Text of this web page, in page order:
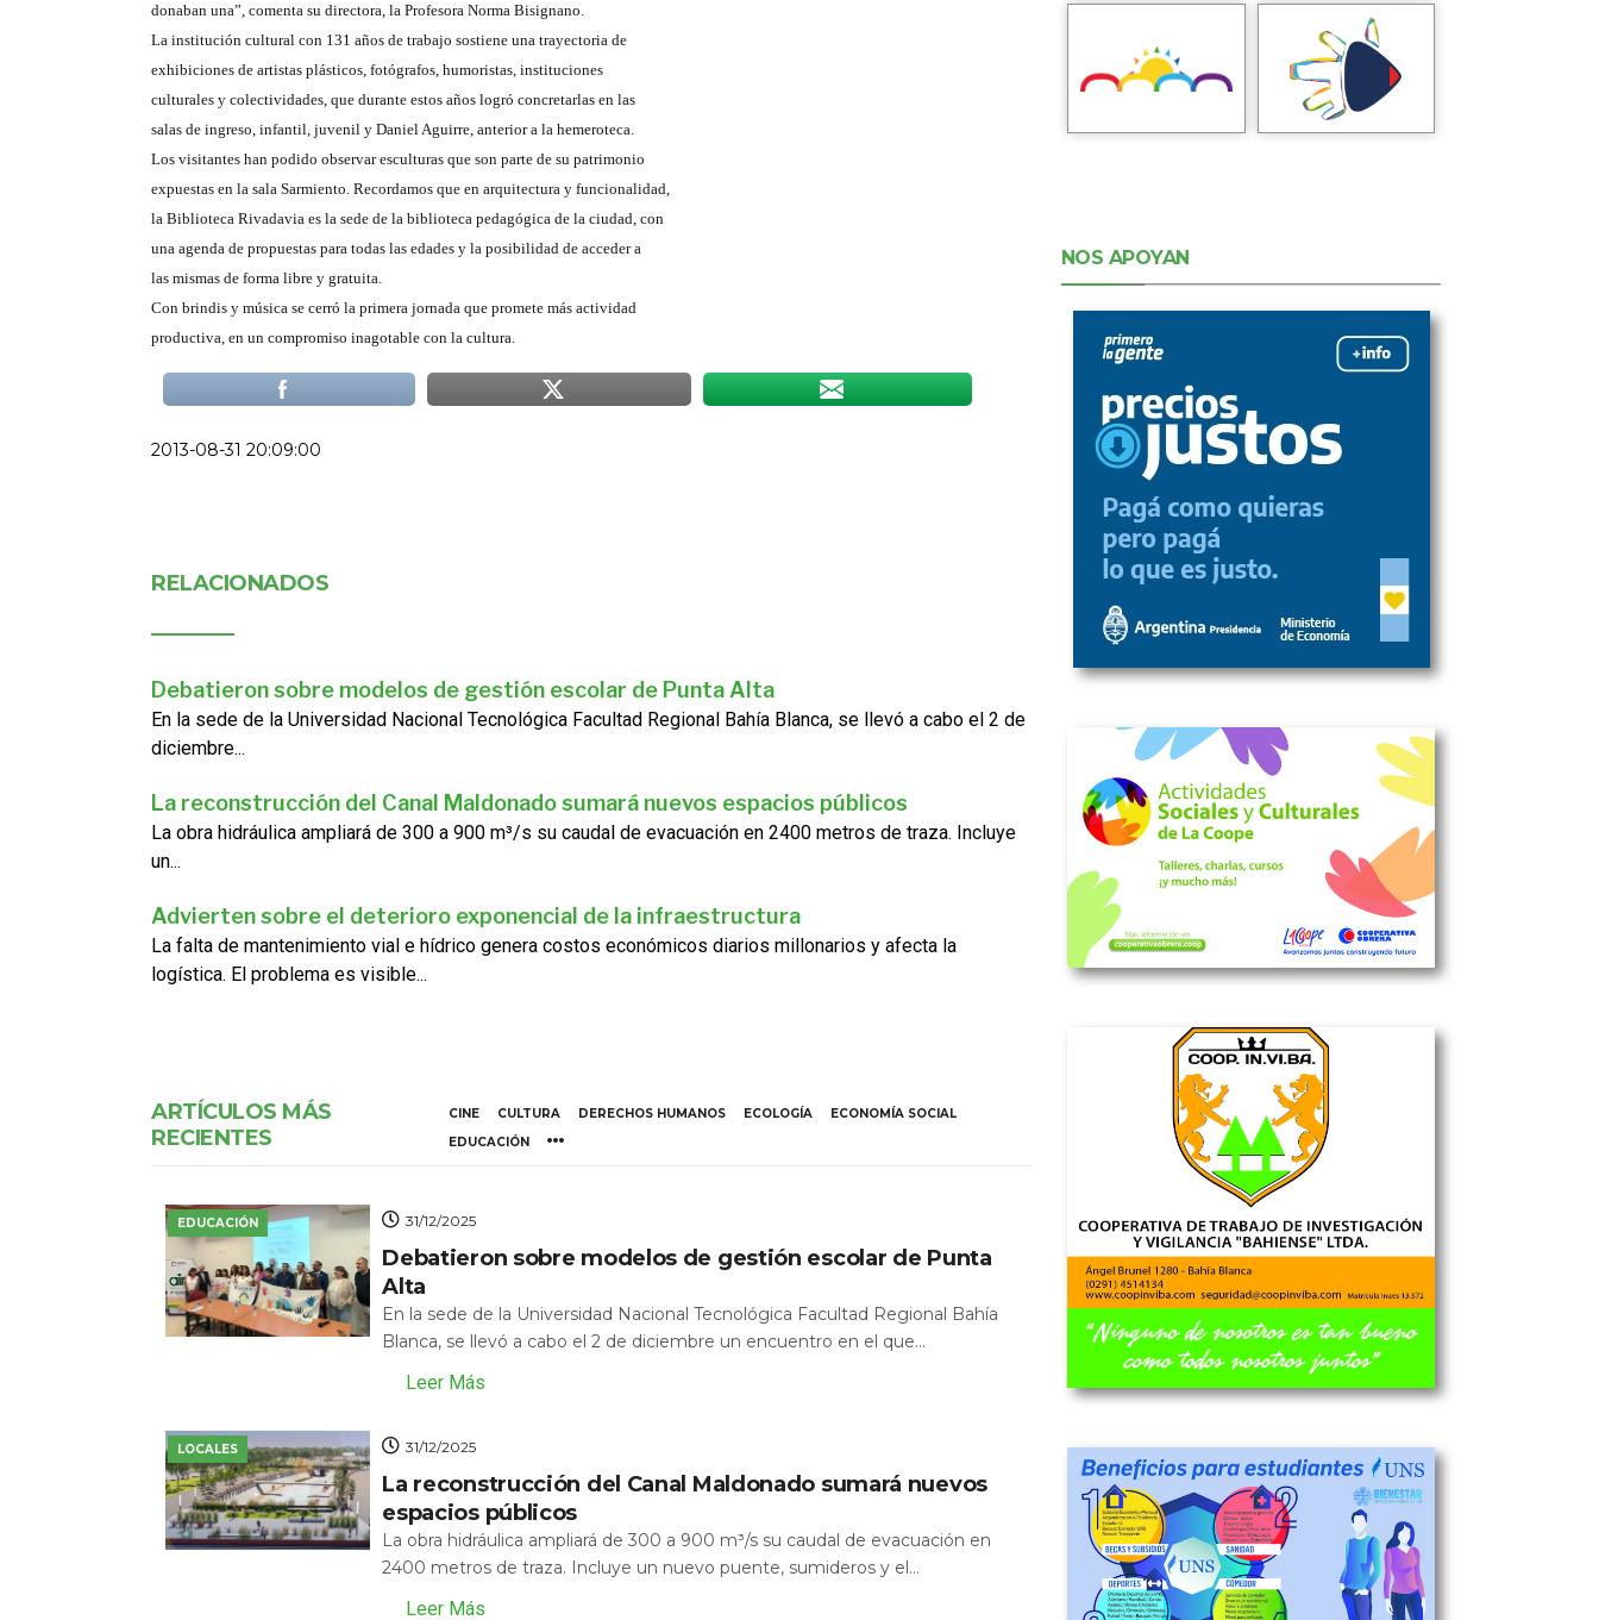
donaban una”, comenta su directora, la Profesora Norma Bisignano.
La institución cultural con 131 años de trabajo sostiene una trayectoria de
exhibiciones de artistas plásticos, fotógrafos, humoristas, instituciones
culturales y colectividades, que durante estos años logró concretarlas en las
salas de ingreso, infantil, juvenil y Daniel Aguirre, anterior a la hemeroteca.
Los visitantes han podido observar esculturas que son parte de su patrimonio
expuestas en la sala Sarmiento. Recordamos que en arquitectura y funcionalidad,
la Biblioteca Rivadavia es la sede de la biblioteca pedagógica de la ciudad, con
una agenda de propuestas para todas las edades y la posibilidad de acceder a
las mismas de forma libre y gratuita.
Con brindis y música se cerró la primera jornada que promete más actividad
productiva, en un compromiso inagotable con la cultura.
2013-08-31 20:09:00
RELACIONADOS
Debatieron sobre modelos de gestión escolar de Punta Alta
En la sede de la Universidad Nacional Tecnológica Facultad Regional Bahía Blanca, se llevó a cabo el 2 de
diciembre...
La reconstrucción del Canal Maldonado sumará nuevos espacios públicos
La obra hidráulica ampliará de 300 a 900 m³/s su caudal de evacuación en 2400 metros de traza. Incluye
un...
Advierten sobre el deterioro exponencial de la infraestructura
La falta de mantenimiento vial e hídrico genera costos económicos diarios millonarios y afecta la
logística. El problema es visible...
ARTÍCULOS MÁS
RECIENTES
CINE CULTURA DERECHOS HUMANOS ECOLOGÍA
ECONOMÍA SOCIAL
EDUCACIÓN
EDUCACIÓN 31/12/2025
Debatieron sobre modelos de gestión escolar de Punta
Alta
En la sede de la Universidad Nacional Tecnológica Facultad Regional Bahía
Blanca, se llevó a cabo el 2 de diciembre un encuentro en el que...
Leer Más
LOCALES 31/12/2025
La reconstrucción del Canal Maldonado sumará nuevos
espacios públicos
La obra hidráulica ampliará de 300 a 900 m³/s su caudal de evacuación en
2400 metros de traza. Incluye un nuevo puente, sumideros y el...
Leer Más
NOS APOYAN